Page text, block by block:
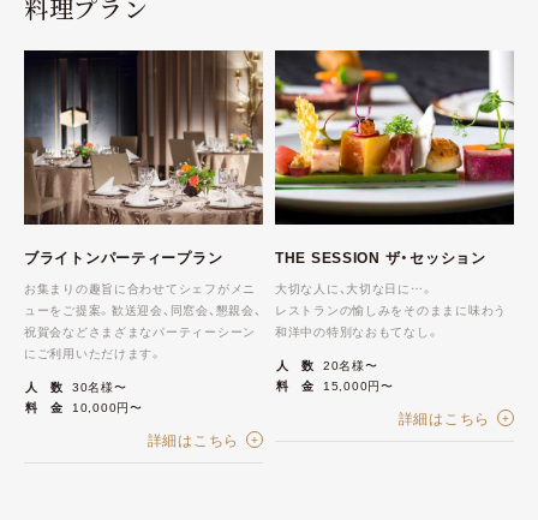
料理プラン
ブライトンパーティープラン
お集まりの趣旨に合わせてシェフがメニ
ューをご提案。歓送迎会、同窓会、懇親会、
祝賀会などさまざまなパーティーシーン
にご利用いただけます。
人 数 30名様〜
料 金 10,000円〜
詳細はこちら
THE SESSION ザ・セッション
大切な人に、大切な日に…。
レストランの愉しみをそのままに味わう
和洋中の特別なおもてなし。
人 数 20名様〜
料 金 15,000円〜
詳細はこちら